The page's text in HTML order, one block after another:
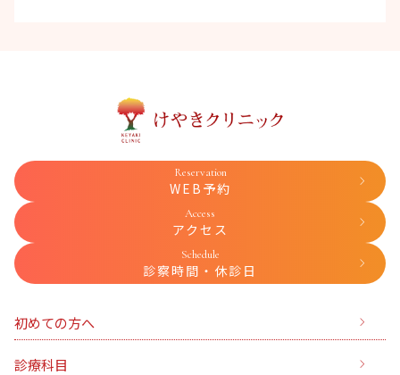
Reservation
WEB予約
Access
アクセス
Schedule
診察時間・休診日
初めての方へ
診療科目